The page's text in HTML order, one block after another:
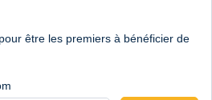
être les premiers à bénéficier de